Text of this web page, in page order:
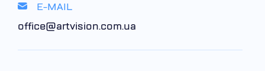
E-MAIL
office@artvision.com.ua